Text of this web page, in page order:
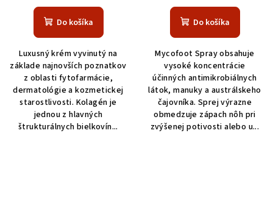
Do košíka
Luxusný krém vyvinutý na
základe najnovších poznatkov
z oblasti fytofarmácie,
dermatológie a kozmetickej
starostlivosti. Kolagén je
jednou z hlavných
štrukturálnych bielkovín...
Do košíka
Mycofoot Spray obsahuje
vysoké koncentrácie
účinných antimikrobiálnych
látok, manuky a austrálskeho
čajovníka. Sprej výrazne
obmedzuje zápach nôh pri
zvýšenej potivosti alebo u...